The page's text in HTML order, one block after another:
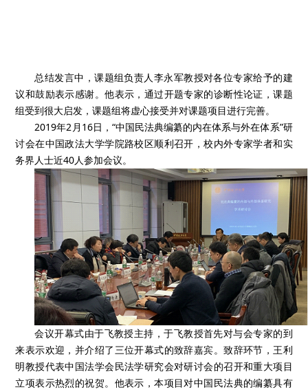
总结发言中，课题组负责人李永军教授对各位专家给予的建
议和鼓励表示感谢。他表示，通过开题专家的诊断性论证，课题
组受到很大启发，课题组将虚心接受并对课题项目进行完善。
2019年2月16日，“中国民法典编纂的内在体系与外在体系”研
讨会在中国政法大学学院路校区顺利召开，校内外专家学者和实
务界人士近40人参加会议。
会议开幕式由于飞教授主持，于飞教授首先对与会专家的到
来表示欢迎，并介绍了三位开幕式的致辞嘉宾。致辞环节，王利
明教授代表中国法学会民法学研究会对研讨会的召开和重大项目
立项表示热烈的祝贺。他表示，本项目对中国民法典的编纂具有